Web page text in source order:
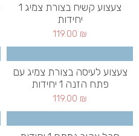
צעצוע קשיח בצורת צמיג 1
יחידות
119.00 ₪
צעצוע לעיסה בצורת צמיג עם
פתח הזנה 1 יחידות
119.00 ₪